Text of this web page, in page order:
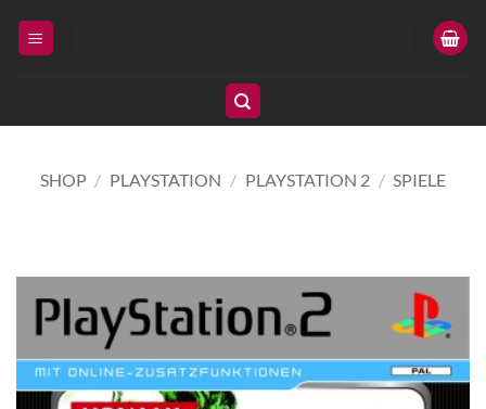
Inhalt
SHOP / PLAYSTATION / PLAYSTATION 2 / SPIELE